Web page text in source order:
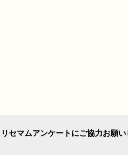
リセマムアンケートにご協力お願